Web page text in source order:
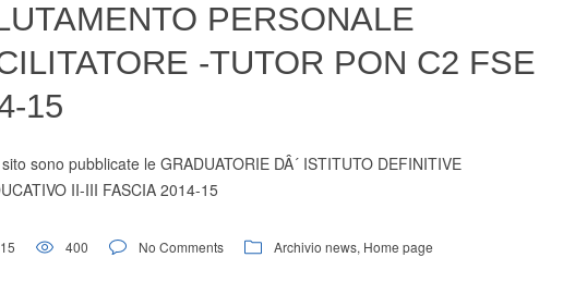
PERSONALE
-TUTOR PON C2 FSE
15
sono pubblicate le GRADUATORIE DÂ´ ISTITUTO DEFINITIVE
II-III FASCIA 2014-15
400 No Comments Archivio news, Home page